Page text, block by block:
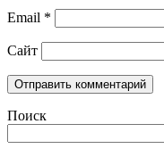
Email *
Сайт
Поиск